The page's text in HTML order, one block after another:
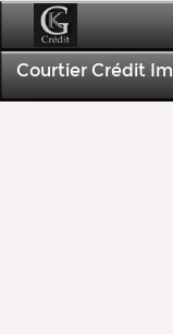
Courtier Crédit